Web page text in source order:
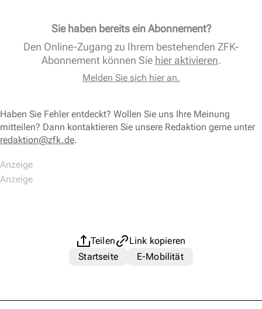
Sie haben bereits ein Abonnement?
Den Online-Zugang zu Ihrem bestehenden ZFK-
Abonnement können Sie hier aktivieren.
Melden Sie sich hier an.
Haben Sie Fehler entdeckt? Wollen Sie uns Ihre Meinung
mitteilen? Dann kontaktieren Sie unsere Redaktion gerne unter
redaktion@zfk.de.
Teilen
Link kopieren
Startseite
E-Mobilität